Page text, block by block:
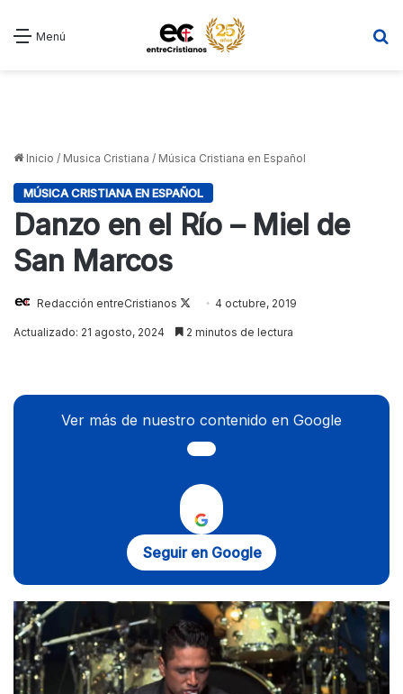
Menú
Inicio / Musica Cristiana / Música Cristiana en Español
MÚSICA CRISTIANA EN ESPAÑOL
Danzo en el Río – Miel de
San Marcos
Redacción entreCristianos
Follow4 octubre, 2019
Actualizado: 21 agosto, 2024 2 minutos de lectura
Ver más de nuestro contenido en Google
Seguir en Google